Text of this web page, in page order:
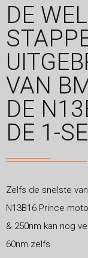
DE
VAN
DE
DE 1-
Zelfs de snelste
N13B16 Prince
& 250nm kan nog
60nm zelfs.